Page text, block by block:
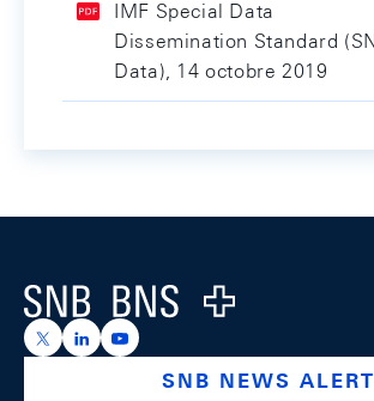
IMF Special Data
Dissemination Standard
Data), 14 octobre 2019
Logo
https://x.com/snb_bns
https://ch.linkedin.com/
https://www.youtube.com/
SNB NEWS ALERT